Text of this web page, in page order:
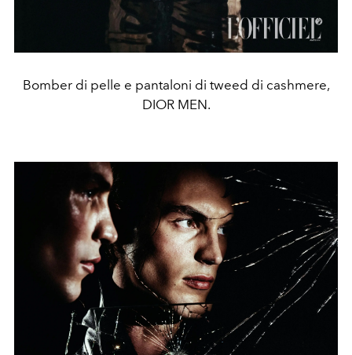
Bomber di pelle e pantaloni di tweed di cashmere,
DIOR MEN.